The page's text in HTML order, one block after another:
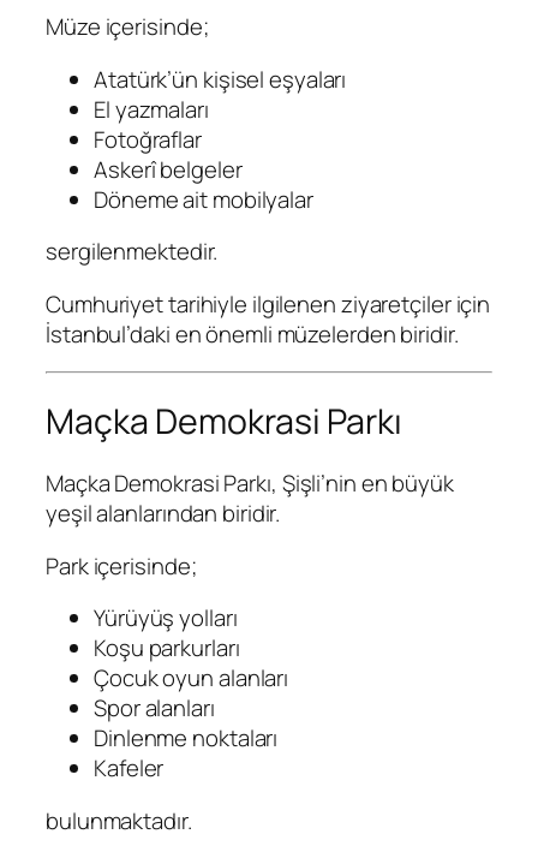
Müze içerisinde;
Atatürk’ün kişisel eşyaları
El yazmaları
Fotoğraflar
Askerî belgeler
Döneme ait mobilyalar
sergilenmektedir.
Cumhuriyet tarihiyle ilgilenen ziyaretçiler için
İstanbul’daki en önemli müzelerden biridir.
Maçka Demokrasi Parkı
Maçka Demokrasi Parkı, Şişli’nin en büyük
yeşil alanlarından biridir.
Park içerisinde;
Yürüyüş yolları
Koşu parkurları
Çocuk oyun alanları
Spor alanları
Dinlenme noktaları
Kafeler
bulunmaktadır.